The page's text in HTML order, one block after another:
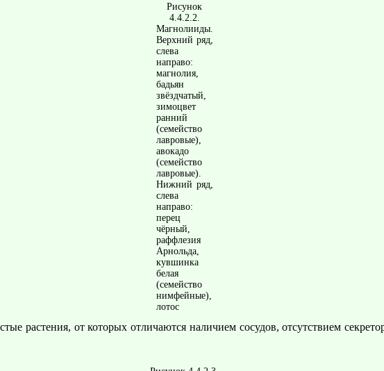
Рисунок
4.4.2.2.
Магнолииды.
Верхний ряд,
слева
направо:
магнолия,
бадьян
звёздчатый,
зимоцвет
ранний
(семейство
лавровые),
авокадо
(семейство
лавровые).
Нижний ряд,
слева
направо:
перец
чёрный,
раффлезия
Арнольда,
кувшинка
белая
(семейство
нимфейные),
лотос
растения, от которых отличаются наличием сосудов, отсутствием